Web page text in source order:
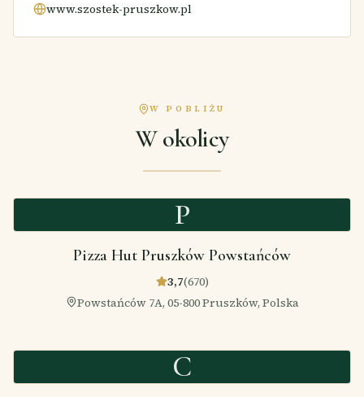
www.szostek-pruszkow.pl
W POBLIŻU
W okolicy
P
Pizza Hut Pruszków Powstańców
3,7(670)
Powstańców 7A, 05-800 Pruszków, Polska
C